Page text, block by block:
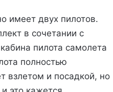
имеет двух пилотов.
в сочетании с
пилота самолета
полностью
взлетом и посадкой, но